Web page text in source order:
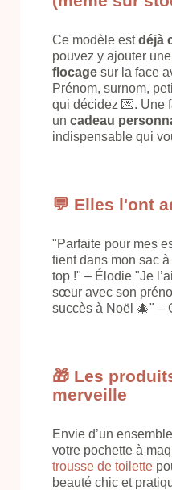
Ce modèle estdéjà
pouvez y ajouter une
flocage sur la face
Prénom, surnom,
qui décidez 💌. Une
un cadeau
indispensable qui
💬 Elles l'ont
"Parfaite pour mes
tient dans mon sac
top !" – Élodie "Je
sœur avec son
succès à Noël 🎄" –
🎁 Les
merveille
Envie d’un
votre pochette à
trousse de toilette
beauté chic et